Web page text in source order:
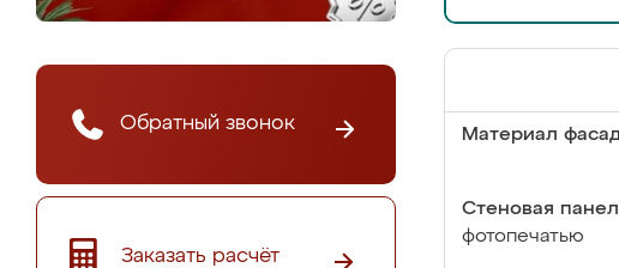
Обратный звонок
Заказать расчёт
Материал
Стеновая
фотопечатью